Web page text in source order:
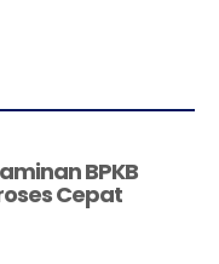
BPKB
Cepat